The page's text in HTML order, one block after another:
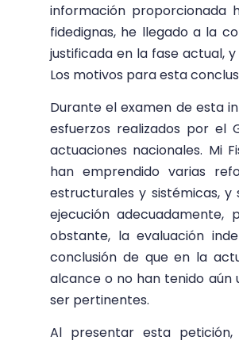
información proporcionada
fidedignas, he llegado a la
justificada en la fase actual,
Los motivos para esta
Durante el examen de esta
esfuerzos realizados por el
actuaciones nacionales. Mi
han emprendido varias
estructurales y sistémicas, y
ejecución
obstante, la evaluación
conclusión de que en la
alcance o no han tenido aún
ser pertinentes.
Al presentar esta